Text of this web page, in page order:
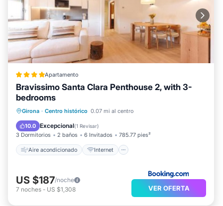
Apartamento
Bravissimo Santa Clara Penthouse 2, with 3-
bedrooms
Girona · Centro histórico 0.07 mi al centro
10.0 Excepcional(1 Revisar)
3 Dormitorios 2 baños 6 Invitados 785.77 pies²
Aire acondicionado Internet
Aire acondicionado
Internet
Apto para niños
US $187/noche
7 noches - US $1,308 VER OFERTA